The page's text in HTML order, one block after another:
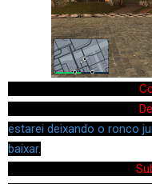
estarei deixando o ronco
baixar.